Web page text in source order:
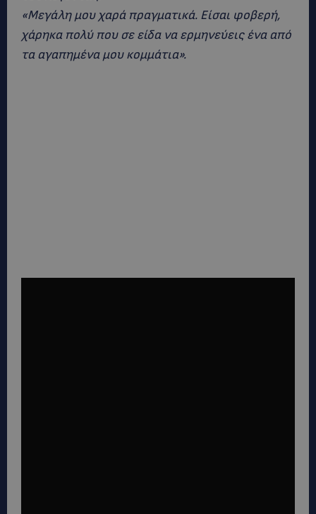
«Μεγάλη μου χαρά πραγματικά. Είσαι φοβερή,
χάρηκα πολύ που σε είδα να ερμηνεύεις ένα από
τα αγαπημένα μου κομμάτια».